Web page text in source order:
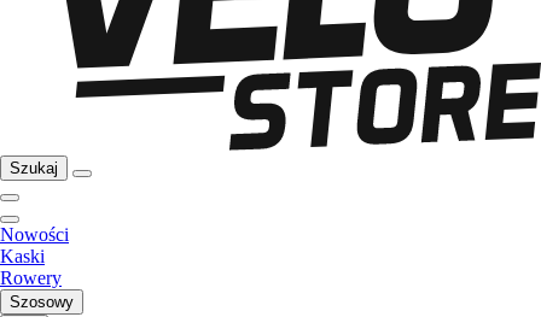
Szukaj
Nowości
Kaski
Rowery
Szosowy